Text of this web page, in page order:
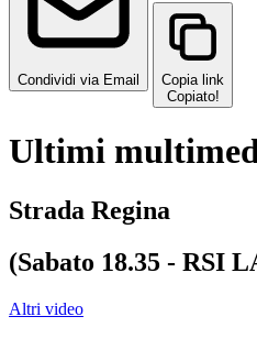
Condividi via Email
Copia link
Copiato!
Ultimi
Strada Regina
(Sabato 18.35 - RSI
Altri video